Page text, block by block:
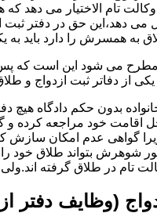
تام الاختیار می دهد که
می دهد،این حق در دفتر
به همسرش را دارد باید به
می شود این است که پس
از دفاتر ثبت ازدواج و
بدون حکم دادگاه هیچ
محل اقامت خود مراجعه
گواهی عدم امکان سازش
شوهرش بتواند طلاق خود
تام در طلاق گرفته
(وظایف دفتر